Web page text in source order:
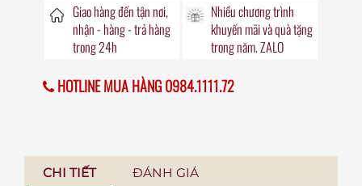
Giao hàng đếntận nơi,
nhận - hàng - trả hàng
trong24h
Nhiều chương trình
khuyến mãivà quà tặng
trong năm. ZALO
HOTLINE MUA HÀNG 0984.1111.72
CHI TIẾT ĐÁNH GIÁ